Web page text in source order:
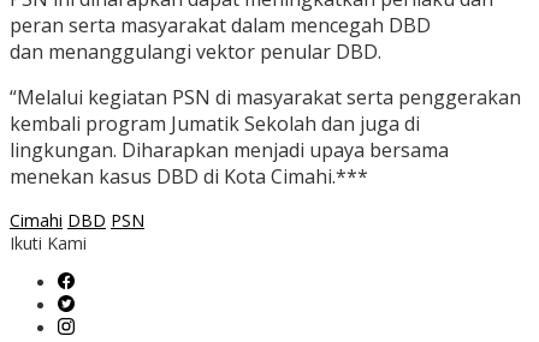
peran serta masyarakat dalam mencegah DBD
dan menanggulangi vektor penular DBD.
“Melalui kegiatan PSN di masyarakat serta penggerakan
kembali program Jumatik Sekolah dan juga di
lingkungan. Diharapkan menjadi upaya bersama
menekan kasus DBD di Kota Cimahi.***
Cimahi DBD PSN
Ikuti Kami